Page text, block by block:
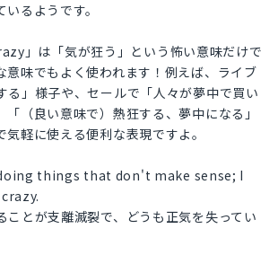
るようです。
」は「気が狂う」という怖い意味だけで
意味でもよく使われます！例えば、ライブ
る」様子や、セールで「人々が夢中で買い
（良い意味で）熱狂する、夢中になる」
気軽に使える便利な表現ですよ。
things that don't make sense; I
ことが支離滅裂で、どうも正気を失ってい